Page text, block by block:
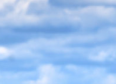
爾蘭篇）
蘭篇）